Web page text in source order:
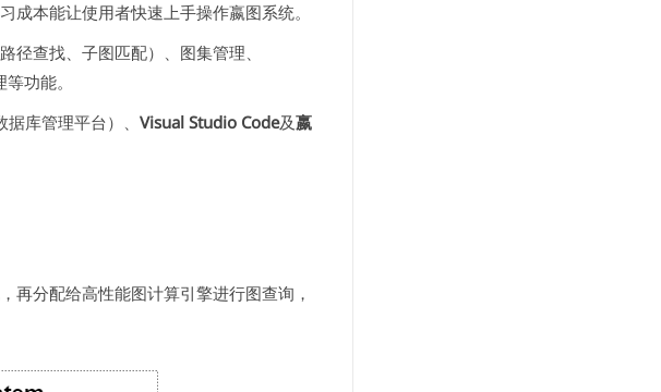
本能让使用者快速上手操作嬴图系统。
径查找、子图匹配）、图集管理、
功能。
库管理平台）、 Visual Studio Code及嬴
再分配给高性能图计算引擎进行图查询，